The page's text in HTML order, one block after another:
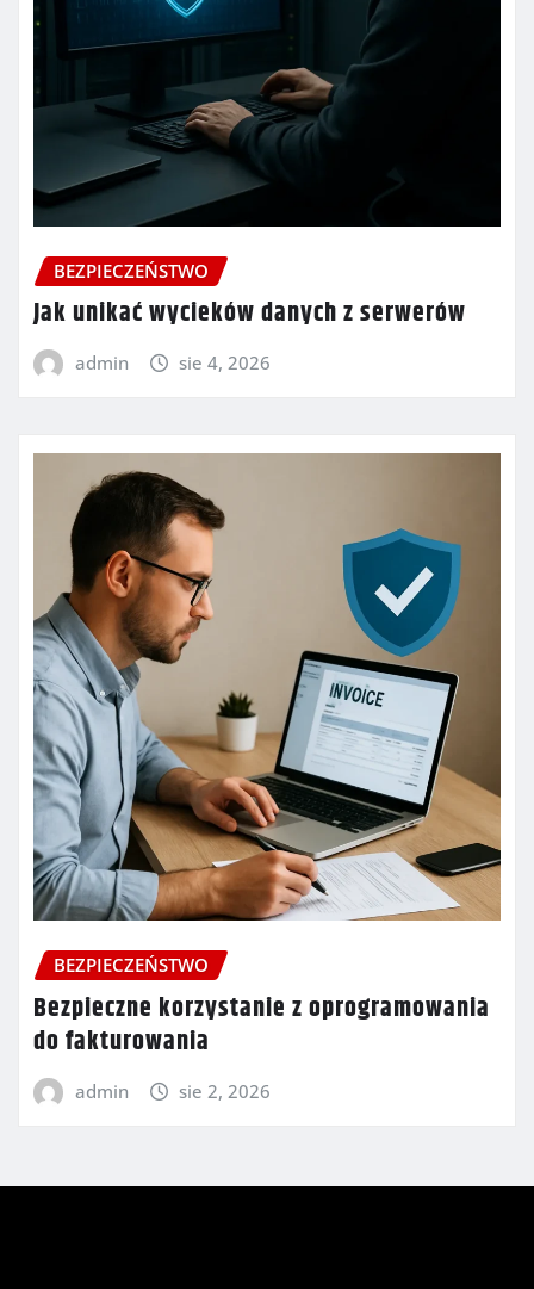
BEZPIECZEŃSTWO
Jak unikać wycieków danych z serwerów
admin sie 4, 2026
BEZPIECZEŃSTWO
Bezpieczne korzystanie z oprogramowania
do fakturowania
admin sie 2, 2026